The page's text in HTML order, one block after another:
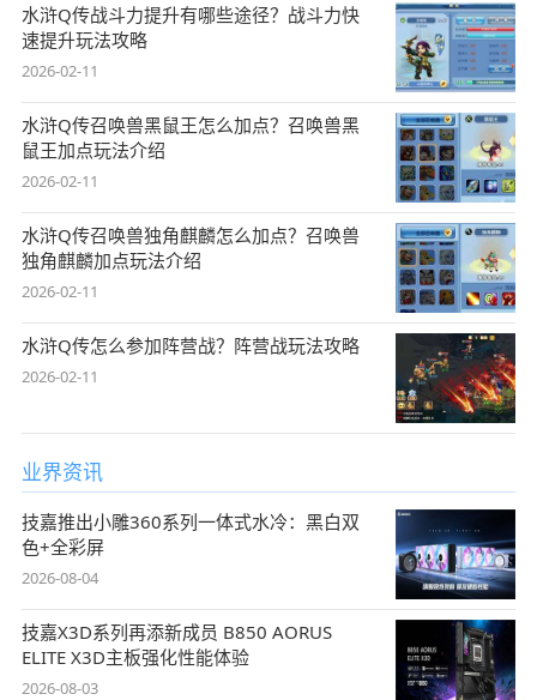
水浒Q传战斗力提升有哪些途径？战斗力快
速提升玩法攻略
2026-02-11
水浒Q传召唤兽黑鼠王怎么加点？召唤兽黑
鼠王加点玩法介绍
2026-02-11
水浒Q传召唤兽独角麒麟怎么加点？召唤兽
独角麒麟加点玩法介绍
2026-02-11
水浒Q传怎么参加阵营战？阵营战玩法攻略
2026-02-11
业界资讯
技嘉推出小雕360系列一体式水冷：黑白双
色+全彩屏
2026-08-04
技嘉X3D系列再添新成员 B850 AORUS
ELITE X3D主板强化性能体验
2026-08-03